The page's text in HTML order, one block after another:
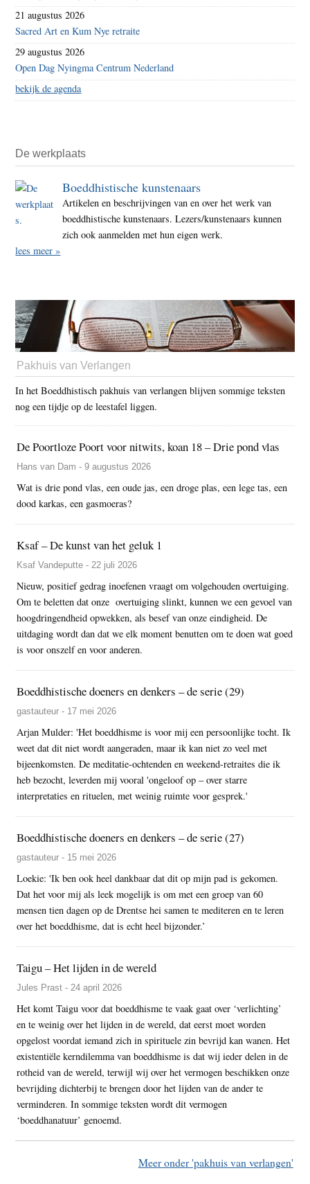
21 augustus 2026
Sacred Art en Kum Nye retraite
29 augustus 2026
Open Dag Nyingma Centrum Nederland
bekijk de agenda
De werkplaats
Boeddhistische kunstenaars
Artikelen en beschrijvingen van en over het werk van
boeddhistische kunstenaars. Lezers/kunstenaars kunnen
zich ook aanmelden met hun eigen werk.
lees meer »
Pakhuis van Verlangen
In het Boeddhistisch pakhuis van verlangen blijven sommige teksten
nog een tijdje op de leestafel liggen.
De Poortloze Poort voor nitwits, koan 18 – Drie pond vlas
Hans van Dam - 9 augustus 2026
Wat is drie pond vlas, een oude jas, een droge plas, een lege tas, een
dood karkas, een gasmoeras?
Ksaf – De kunst van het geluk 1
Ksaf Vandeputte - 22 juli 2026
Nieuw, positief gedrag inoefenen vraagt om volgehouden overtuiging.
Om te beletten dat onze overtuiging slinkt, kunnen we een gevoel van
hoogdringendheid opwekken, als besef van onze eindigheid. De
uitdaging wordt dan dat we elk moment benutten om te doen wat goed
is voor onszelf en voor anderen.
Boeddhistische doeners en denkers – de serie (29)
gastauteur - 17 mei 2026
Arjan Mulder: 'Het boeddhisme is voor mij een persoonlijke tocht. Ik
weet dat dit niet wordt aangeraden, maar ik kan niet zo veel met
bijeenkomsten. De meditatie-ochtenden en weekend-retraites die ik
heb bezocht, leverden mij vooral 'ongeloof op – over starre
interpretaties en rituelen, met weinig ruimte voor gesprek.'
Boeddhistische doeners en denkers – de serie (27)
gastauteur - 15 mei 2026
Loekie: 'Ik ben ook heel dankbaar dat dit op mijn pad is gekomen.
Dat het voor mij als leek mogelijk is om met een groep van 60
mensen tien dagen op de Drentse hei samen te mediteren en te leren
over het boeddhisme, dat is echt heel bijzonder.’
Taigu – Het lijden in de wereld
Jules Prast - 24 april 2026
Het komt Taigu voor dat boeddhisme te vaak gaat over ‘verlichting’
en te weinig over het lijden in de wereld, dat eerst moet worden
opgelost voordat iemand zich in spirituele zin bevrijd kan wanen. Het
existentiële kerndilemma van boeddhisme is dat wij ieder delen in de
rotheid van de wereld, terwijl wij over het vermogen beschikken onze
bevrijding dichterbij te brengen door het lijden van de ander te
verminderen. In sommige teksten wordt dit vermogen
‘boeddhanatuur’ genoemd.
Meer onder 'pakhuis van verlangen'